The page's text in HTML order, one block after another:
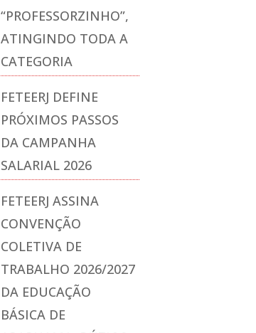
“PROFESSORZINHO”,
ATINGINDO TODA A
CATEGORIA
FETEERJ DEFINE
PRÓXIMOS PASSOS
DA CAMPANHA
SALARIAL 2026
FETEERJ ASSINA
CONVENÇÃO
COLETIVA DE
TRABALHO 2026/2027
DA EDUCAÇÃO
BÁSICA DE